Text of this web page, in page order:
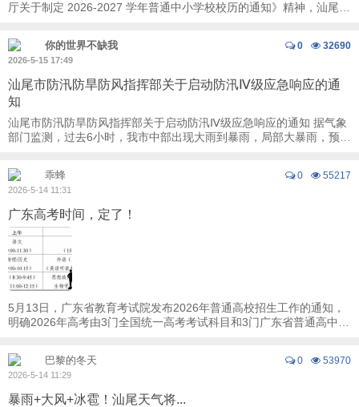
厅关于制定 2026-2027 学年普通中小学校校历的通知》精神，汕尾市
0 32690
你的世界不缺我
2026-5-15 17:49
汕尾市防汛防旱防风指挥部关于启动防汛Ⅳ级应急响应的通
知
汕尾市防汛防旱防风指挥部关于启动防汛Ⅳ级应急响应的通知 据气象
部门监测，过去6小时，我市中部出现大雨到暴雨，局部大暴雨，预计
0 55217
乖蜂
2026-5-14 11:31
广东高考时间，定了！
5月13日，广东省教育考试院发布2026年普通高校招生工作的通知，
明确2026年高考由3门全国统一高考考试科目和3门广东省普通高中学
0 53970
巴黎的冬天
2026-5-14 11:29
暴雨+大风+冰雹！汕尾天气将...